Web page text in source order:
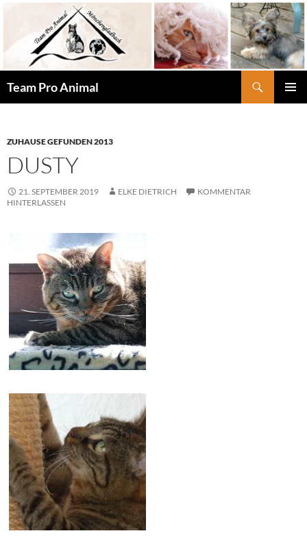
springen
Team Pro Animal
ZUHAUSE GEFUNDEN 2013
DUSTY
21. SEPTEMBER 2019 ELKE DIETRICH
KOMMENTAR
HINTERLASSEN